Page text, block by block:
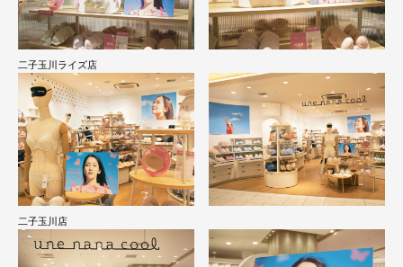
二子玉川ライズ店
二子玉川店